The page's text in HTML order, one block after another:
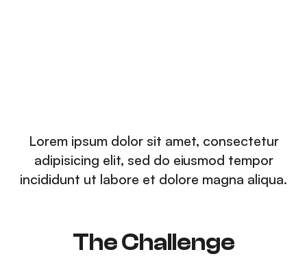
Lorem ipsum dolor sit amet, consectetur
adipisicing elit, sed do eiusmod tempor
incididunt ut labore et dolore magna aliqua.
The Challenge